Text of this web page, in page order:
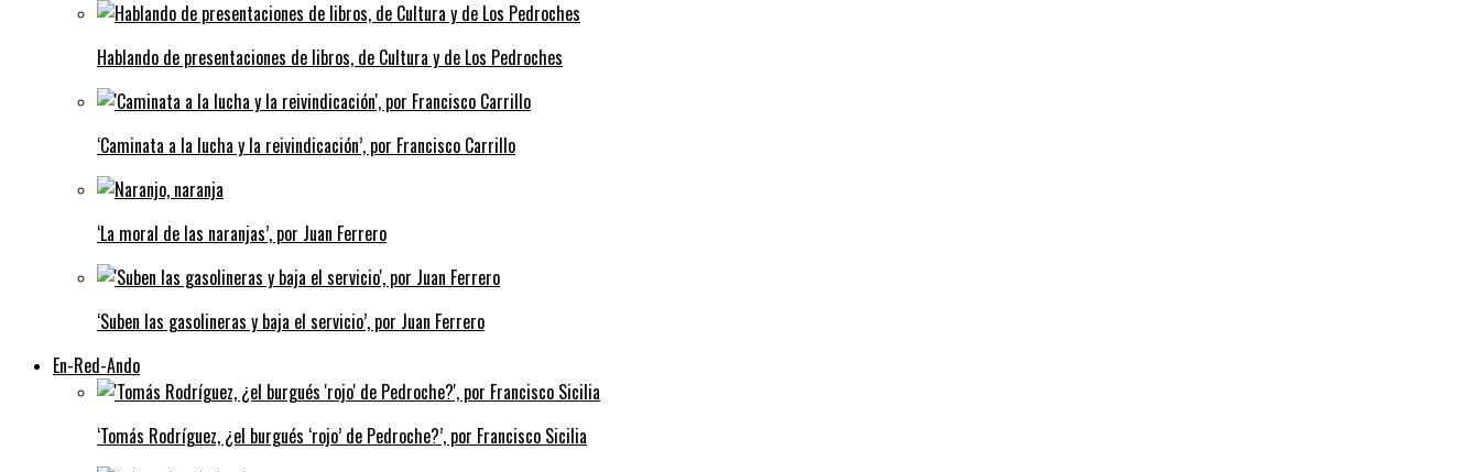
Hablando de presentaciones de libros, de Cultura y de Los Pedroches
‘Caminata a la lucha y la reivindicación’, por Francisco Carrillo
‘La moral de las naranjas’, por Juan Ferrero
‘Suben las gasolineras y baja el servicio’, por Juan Ferrero
En-Red-Ando
‘Tomás Rodríguez, ¿el burgués ‘rojo’ de Pedroche?’, por Francisco Sicilia